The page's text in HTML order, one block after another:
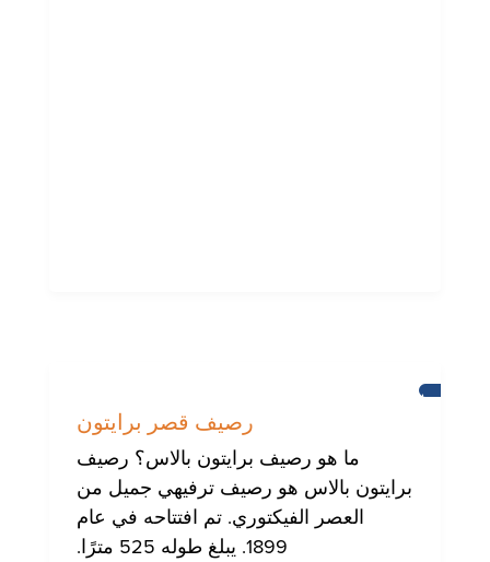
برايتون
رصيف قصر برايتون
ما هو رصيف برايتون بالاس؟ رصيف
برايتون بالاس هو رصيف ترفيهي جميل من
العصر الفيكتوري. تم افتتاحه في عام
1899. يبلغ طوله 525 مترًا.